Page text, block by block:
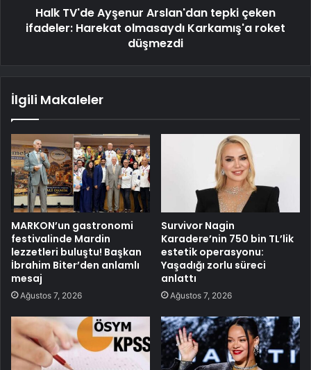
Halk TV'de Ayşenur Arslan'dan tepki çeken
ifadeler: Harekat olmasaydı Karkamış'a roket
düşmezdi
İlgili Makaleler
MARKON’un gastronomi
festivalinde Mardin
lezzetleri buluştu! Başkan
İbrahim Biter’den anlamlı
mesaj
Ağustos 7, 2026
Survivor Nagin
Karadere’nin 750 bin TL’lik
estetik operasyonu:
Yaşadığı zorlu süreci
anlattı
Ağustos 7, 2026